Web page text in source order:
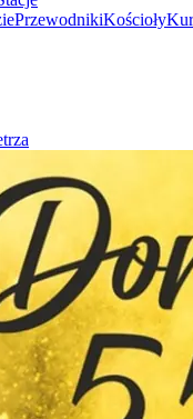
PrzewodnikiKościoły